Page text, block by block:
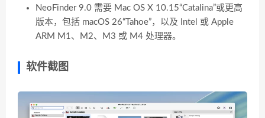
NeoFinder 9.0 需要 Mac OS X 10.15“Catalina”或更高
版本，包括 macOS 26“Tahoe”，以及 Intel 或 Apple
ARM M1、M2、M3 或 M4 处理器。
软件截图